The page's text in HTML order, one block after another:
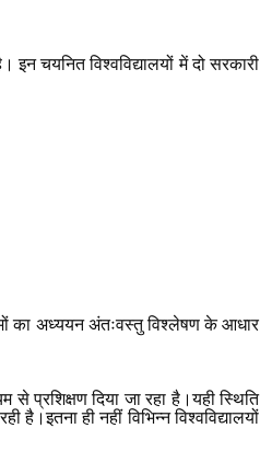
चयनित विश्वविद्यालयों में दो सरकारी
का अध्ययन अंतःवस्तु विश्लेषण के आधार
से प्रशिक्षण दिया जा रहा है।यही स्थिति
ही नहीं विभिन्न विश्वविद्यालयों